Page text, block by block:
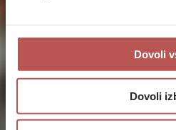
Dovoli
Dovoli